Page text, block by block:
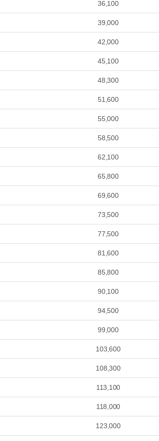
36,100
39,000
42,000
45,100
48,300
51,600
55,000
58,500
62,100
65,800
69,600
73,500
77,500
81,600
85,800
90,100
94,500
99,000
103,600
108,300
113,100
118,000
123,000